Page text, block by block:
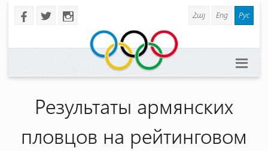
b a x Հայ Eng Рус
Результаты армянских
пловцов на рейтинговом